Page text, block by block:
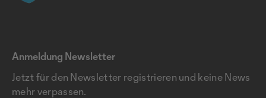
Anmeldung Newsletter
Jetzt für den Newsletter registrieren und keine News
mehr verpassen.